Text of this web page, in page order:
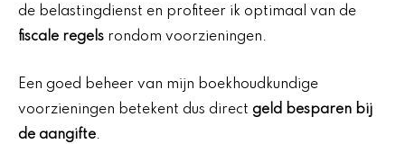
de belastingdienst en profiteer ik optimaal van de
fiscale regels rondom voorzieningen.
Een goed beheer van mijn boekhoudkundige
voorzieningen betekent dus direct geld besparen bij
de aangifte.